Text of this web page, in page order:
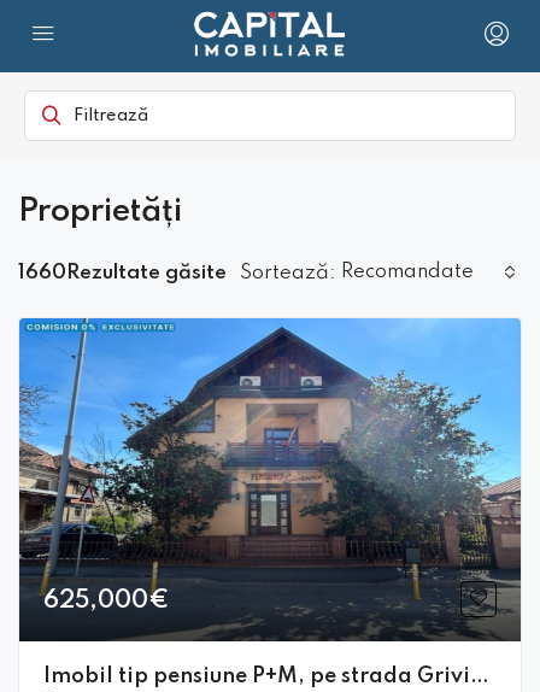
Proprietăți
1660Rezultate găsite Sortează: Recomandate
625,000€
Imobil tip pensiune P+M, pe strada Grivitei